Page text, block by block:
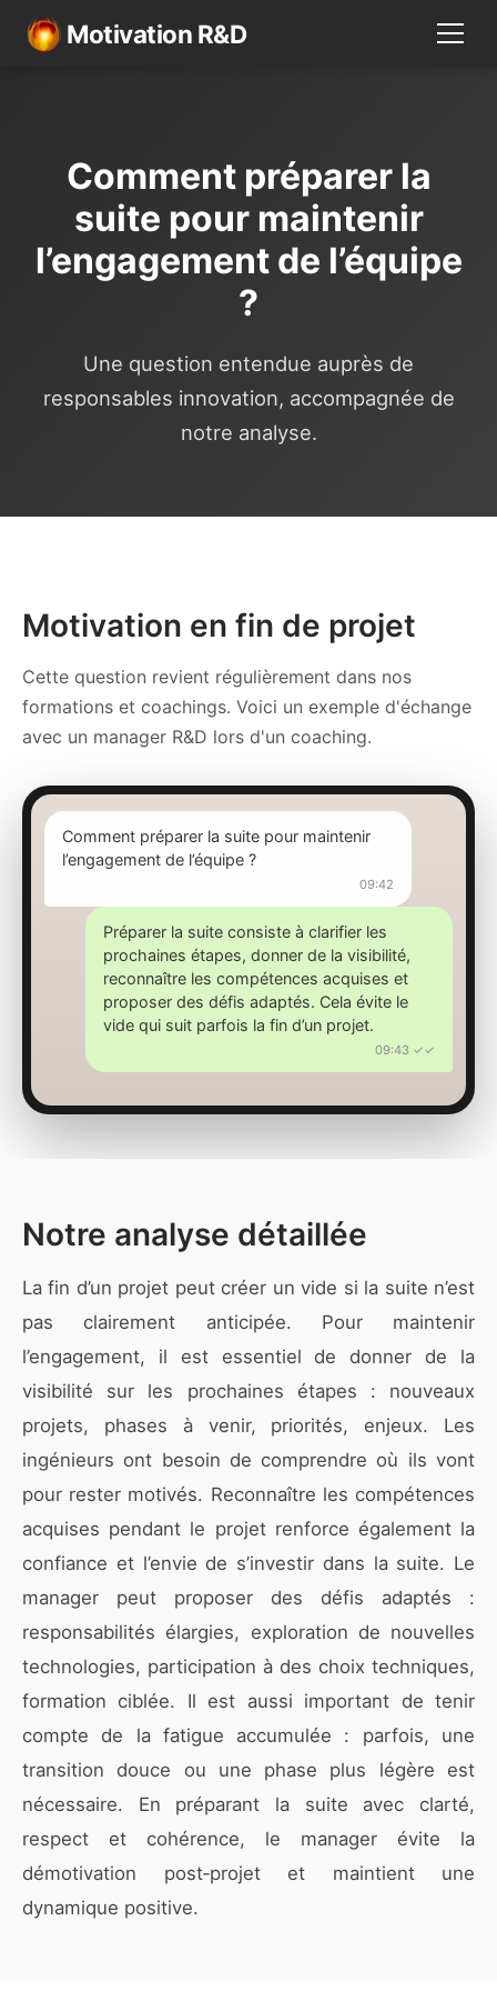
Motivation R&D
Comment préparer la
suite pour maintenir
l’engagement de l’équipe
?
Une question entendue auprès de
responsables innovation, accompagnée de
notre analyse.
Motivation en fin de projet
Cette question revient régulièrement dans nos
formations et coachings. Voici un exemple d'échange
avec un manager R&D lors d'un coaching.
Comment préparer la suite pour maintenir
l’engagement de l’équipe ?
09:42
Préparer la suite consiste à clarifier les
prochaines étapes, donner de la visibilité,
reconnaître les compétences acquises et
proposer des défis adaptés. Cela évite le
vide qui suit parfois la fin d’un projet.
09:43 ✓✓
Notre analyse détaillée
La fin d’un projet peut créer un vide si la suite n’est
pas clairement anticipée. Pour maintenir
l’engagement, il est essentiel de donner de la
visibilité sur les prochaines étapes : nouveaux
projets, phases à venir, priorités, enjeux. Les
ingénieurs ont besoin de comprendre où ils vont
pour rester motivés. Reconnaître les compétences
acquises pendant le projet renforce également la
confiance et l’envie de s’investir dans la suite. Le
manager peut proposer des défis adaptés :
responsabilités élargies, exploration de nouvelles
technologies, participation à des choix techniques,
formation ciblée. Il est aussi important de tenir
compte de la fatigue accumulée : parfois, une
transition douce ou une phase plus légère est
nécessaire. En préparant la suite avec clarté,
respect et cohérence, le manager évite la
démotivation post‑projet et maintient une
dynamique positive.